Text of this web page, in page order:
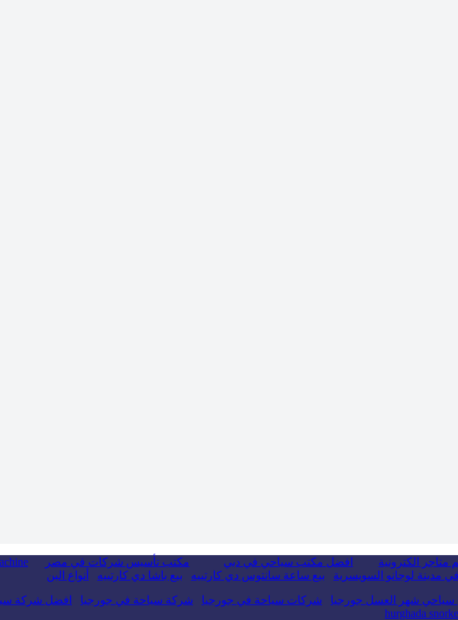
الكترونية افضل مكتب سياحي في دبي مكتب تأسيس شركات في مصر
مدينة لوجانو السويسرية بيع ساعة سانتوس دي كارتييه بيع باشا دي كارتييه أنواع البن
سياحي شهر العسل جورجيا شركات سياحة في جورجيا شركة سياحة في جورجيا افضل شركة
hurghada